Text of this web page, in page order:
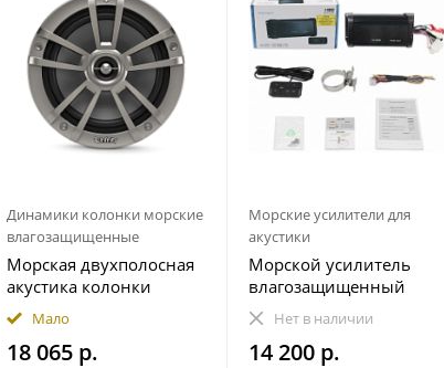
Динамики колонки морские
влагозащищенные
Морская двухполосная
акустика колонки
INFINITY 622MLT
Мало
18 065 р.
Морские усилители для
акустики
Морской усилитель
влагозащищенный
Velex VX-502
Нет в наличии
14 200 р.